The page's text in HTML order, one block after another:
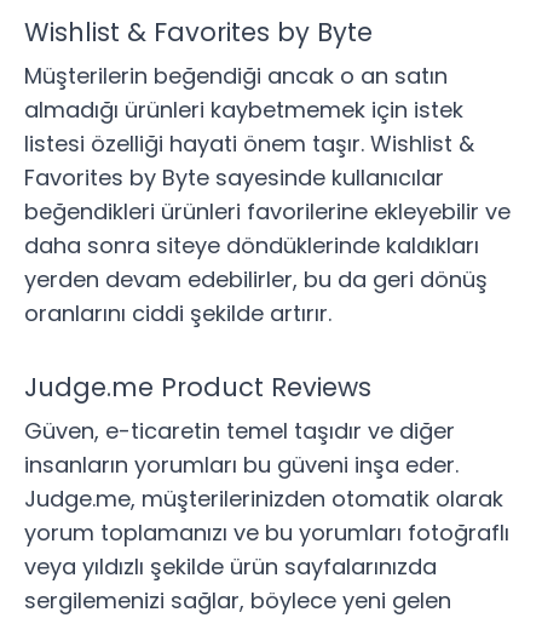
Wishlist & Favorites by Byte
Müşterilerin beğendiği ancak o an satın
almadığı ürünleri kaybetmemek için istek
listesi özelliği hayati önem taşır. Wishlist &
Favorites by Byte sayesinde kullanıcılar
beğendikleri ürünleri favorilerine ekleyebilir ve
daha sonra siteye döndüklerinde kaldıkları
yerden devam edebilirler, bu da geri dönüş
oranlarını ciddi şekilde artırır.
Judge.me Product Reviews
Güven, e-ticaretin temel taşıdır ve diğer
insanların yorumları bu güveni inşa eder.
Judge.me, müşterilerinizden otomatik olarak
yorum toplamanızı ve bu yorumları fotoğraflı
veya yıldızlı şekilde ürün sayfalarınızda
sergilemenizi sağlar, böylece yeni gelen